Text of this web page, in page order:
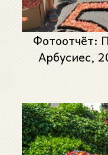
Фотоотчёт:
Арбусиес,